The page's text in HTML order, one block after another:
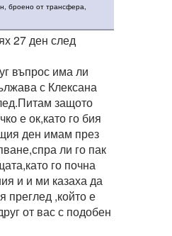
броено от трансфера,
27 ден след
въпрос има ли
с Клексана
защото
е ок,като го бия
ден имам през
ли го пак
го почна
и и ми казаха да
преглед ,който е
от вас с подобен